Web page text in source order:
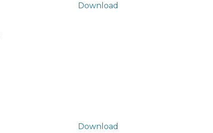
Download
Download